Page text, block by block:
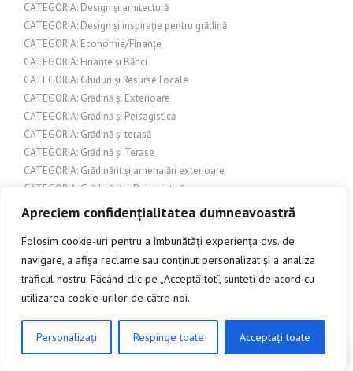
Apreciem confidențialitatea dumneavoastră
Folosim cookie-uri pentru a îmbunătăți experiența dvs. de
navigare, a afișa reclame sau conținut personalizat și a analiza
traficul nostru. Făcând clic pe „Acceptă tot”, sunteți de acord cu
utilizarea cookie-urilor de către noi.
Personalizați Respinge toate Acceptați toate
CATEGORIA: Design și arhitectură
CATEGORIA: Design și inspirație pentru grădină
CATEGORIA: Economie/Finanțe
CATEGORIA: Finanțe și Bănci
CATEGORIA: Ghiduri și Resurse Locale
CATEGORIA: Grădină și Exterioare
CATEGORIA: Grădină și Peisagistică
CATEGORIA: Grădină și terasă
CATEGORIA: Grădină și Terase
CATEGORIA: Grădinărit și amenajări exterioare
CATEGORIA: Grădinărit și Peisagistică
CATEGORIA: Grupuri de interes
CATEGORIA: Home & Deco
CATEGORIA: Îmbunătățiri interioare
CATEGORIA: Îmbunătățiri pentru casă
CATEGORIA: Îmbunătățiri pentru locuință
CATEGORIA: Îmbunătățiri și amenajări exterioare
CATEGORIA: Îmbunătățiri și design interior
CATEGORIA: Încălzire și protecție exterioră
CLICK AICI PENTRU A DISCUTA